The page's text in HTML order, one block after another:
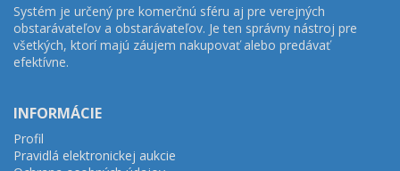
Systém je určený pre komerčnú sféru aj pre verejných
obstarávateľov a obstarávateľov. Je ten správny nástroj pre
všetkých, ktorí majú záujem nakupovať alebo predávať
efektívne.
INFORMÁCIE
Profil
Pravidlá elektronickej aukcie